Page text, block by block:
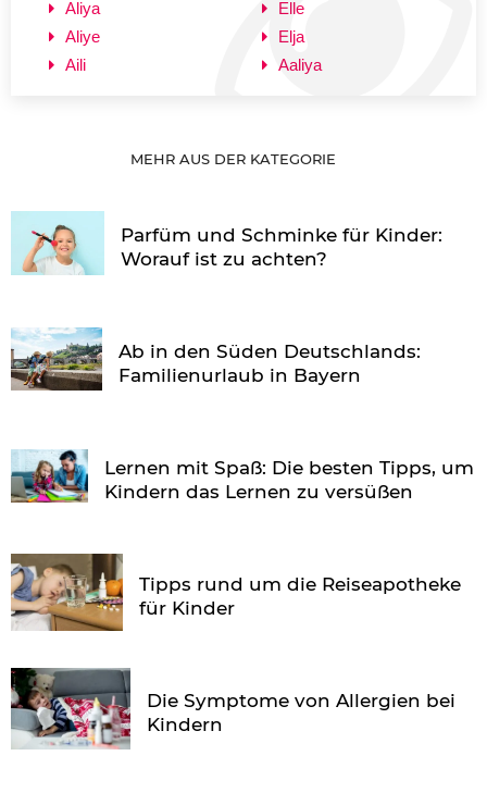
Aliya
Aliye
Aili
Elle
Elja
Aaliya
MEHR AUS DER KATEGORIE
Parfüm und Schminke für Kinder:
Worauf ist zu achten?
Ab in den Süden Deutschlands:
Familienurlaub in Bayern
Lernen mit Spaß: Die besten Tipps, um
Kindern das Lernen zu versüßen
Tipps rund um die Reiseapotheke
für Kinder
Die Symptome von Allergien bei
Kindern